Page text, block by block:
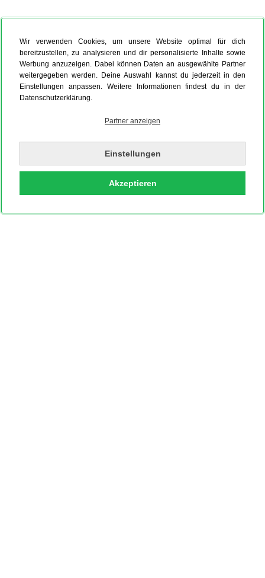
Wir verwenden Cookies, um unsere Website optimal für dich
bereitzustellen, zu analysieren und dir personalisierte Inhalte sowie
Werbung anzuzeigen. Dabei können Daten an ausgewählte Partner
weitergegeben werden. Deine Auswahl kannst du jederzeit in den
Einstellungen anpassen. Weitere Informationen findest du in der
Datenschutzerklärung.
Partner anzeigen
Einstellungen
Akzeptieren